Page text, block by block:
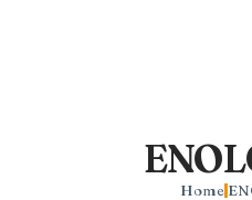
Home